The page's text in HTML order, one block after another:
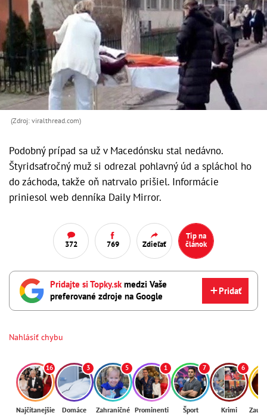
(Zdroj: viralthread.com)
Podobný prípad sa už v Macedónsku stal nedávno.
Štyridsaťročný muž si odrezal pohlavný úd a spláchol ho
do záchoda, takže oň natrvalo prišiel. Informácie
priniesol web denníka Daily Mirror.
372 769 Zdieľať
Tip na
článok
Pridajte si Topky.skmedzi Vaše
preferované zdroje na Google
Pridať
Nahlásiť chybu
16
Najčítanejšie
3
Domáce
5
Zahraničné
1
Prominenti
7
Šport
6
Krimi